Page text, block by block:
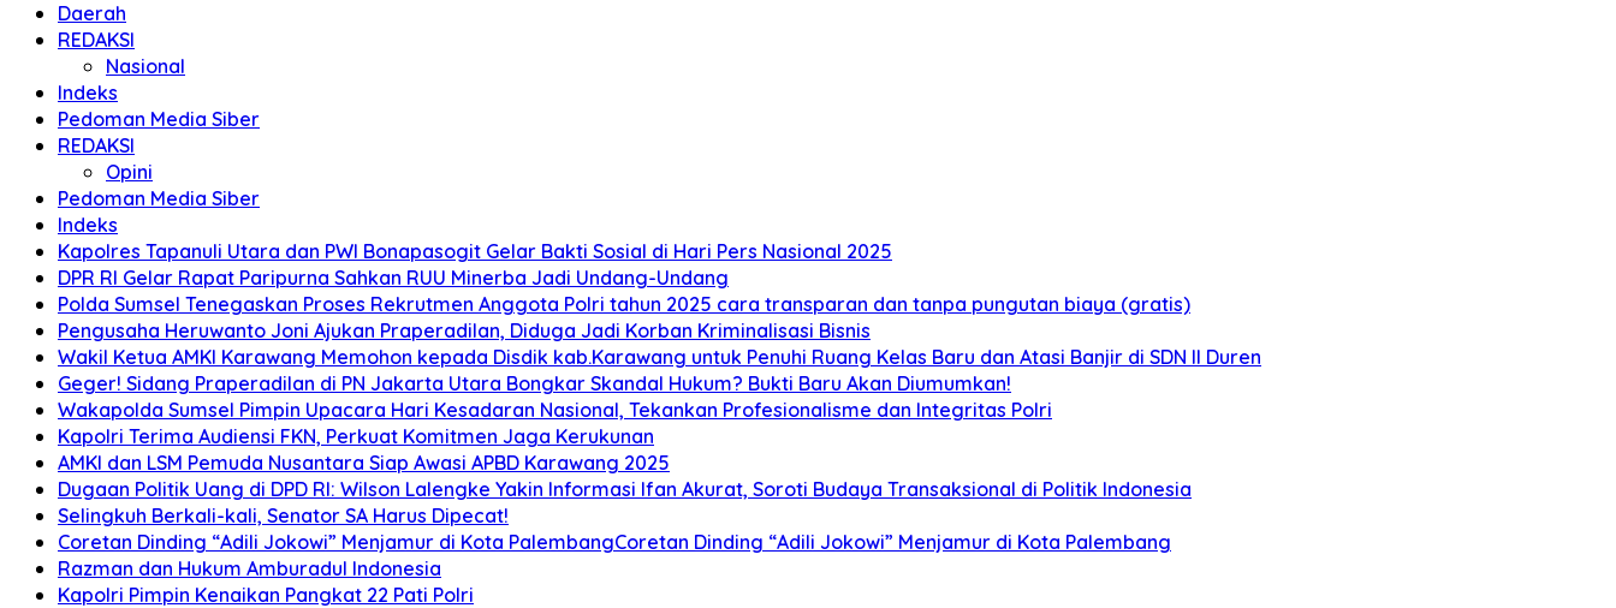
Daerah
REDAKSI
Nasional
Indeks
Pedoman Media Siber
REDAKSI
Opini
Pedoman Media Siber
Indeks
Kapolres Tapanuli Utara dan PWI Bonapasogit Gelar Bakti Sosial di Hari Pers Nasional 2025
DPR RI Gelar Rapat Paripurna Sahkan RUU Minerba Jadi Undang-Undang
Polda Sumsel Tenegaskan Proses Rekrutmen Anggota Polri tahun 2025 cara transparan dan tanpa pungutan biaya (gratis)
Pengusaha Heruwanto Joni Ajukan Praperadilan, Diduga Jadi Korban Kriminalisasi Bisnis
Wakil Ketua AMKI Karawang Memohon kepada Disdik kab.Karawang untuk Penuhi Ruang Kelas Baru dan Atasi Banjir di SDN II Duren
Geger! Sidang Praperadilan di PN Jakarta Utara Bongkar Skandal Hukum? Bukti Baru Akan Diumumkan!
Wakapolda Sumsel Pimpin Upacara Hari Kesadaran Nasional, Tekankan Profesionalisme dan Integritas Polri
Kapolri Terima Audiensi FKN, Perkuat Komitmen Jaga Kerukunan
AMKI dan LSM Pemuda Nusantara Siap Awasi APBD Karawang 2025
Dugaan Politik Uang di DPD RI: Wilson Lalengke Yakin Informasi Ifan Akurat, Soroti Budaya Transaksional di Politik Indonesia
Selingkuh Berkali-kali, Senator SA Harus Dipecat!
Coretan Dinding “Adili Jokowi” Menjamur di Kota PalembangCoretan Dinding “Adili Jokowi” Menjamur di Kota Palembang
Razman dan Hukum Amburadul Indonesia
Kapolri Pimpin Kenaikan Pangkat 22 Pati Polri